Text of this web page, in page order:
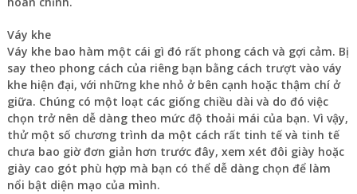
Váy khe
Váy khe bao hàm một cái gì đó rất phong cách và gợi cảm. Bị
say theo phong cách của riêng bạn bằng cách trượt vào váy
khe hiện đại, với những khe nhỏ ở bên cạnh hoặc thậm chí ở
giữa. Chúng có một loạt các giống chiều dài và do đó việc
chọn trở nên dễ dàng theo mức độ thoải mái của bạn. Vì vậy,
thử một số chương trình da một cách rất tinh tế và tinh tế
chưa bao giờ đơn giản hơn trước đây, xem xét đôi giày hoặc
giày cao gót phù hợp mà bạn có thể dễ dàng chọn để làm
nổi bật diện mạo của mình.